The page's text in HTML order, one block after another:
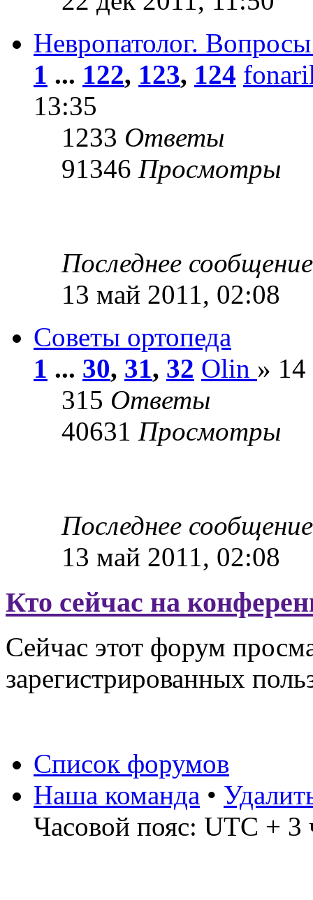
Невропатолог.
1 ... 122, 123, 124
13:35
1233 Ответы
91346 Просмотры
Последнее
13 май 2011, 02:08
Советы ортопеда
1 ... 30, 31, 32 Olin » 14
315 Ответы
40631 Просмотры
Последнее
13 май 2011, 02:08
Кто сейчас на
Сейчас этот форум
зарегистрированных
Список форумов
Наша команда •
Часовой пояс: UTC + 3